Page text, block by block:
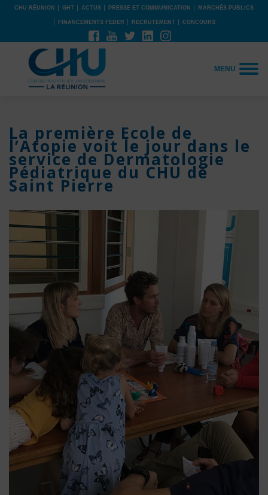
CHU RÉUNION GHT ACTUS PRESSE ET COMMUNICATION MARCHÉS PUBLICS
FINANCEMENTS FEDER RECRUTEMENT CONCOURS
MENU
La première Ecole de
l’Atopie voit le jour dans le
service de Dermatologie
Pédiatrique du CHU de
Saint Pierre